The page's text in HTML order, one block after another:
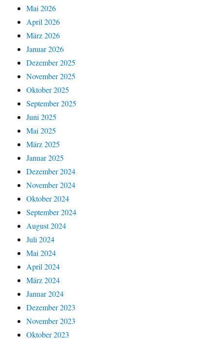
Mai 2026
April 2026
März 2026
Januar 2026
Dezember 2025
November 2025
Oktober 2025
September 2025
Juni 2025
Mai 2025
März 2025
Januar 2025
Dezember 2024
November 2024
Oktober 2024
September 2024
August 2024
Juli 2024
Mai 2024
April 2024
März 2024
Januar 2024
Dezember 2023
November 2023
Oktober 2023